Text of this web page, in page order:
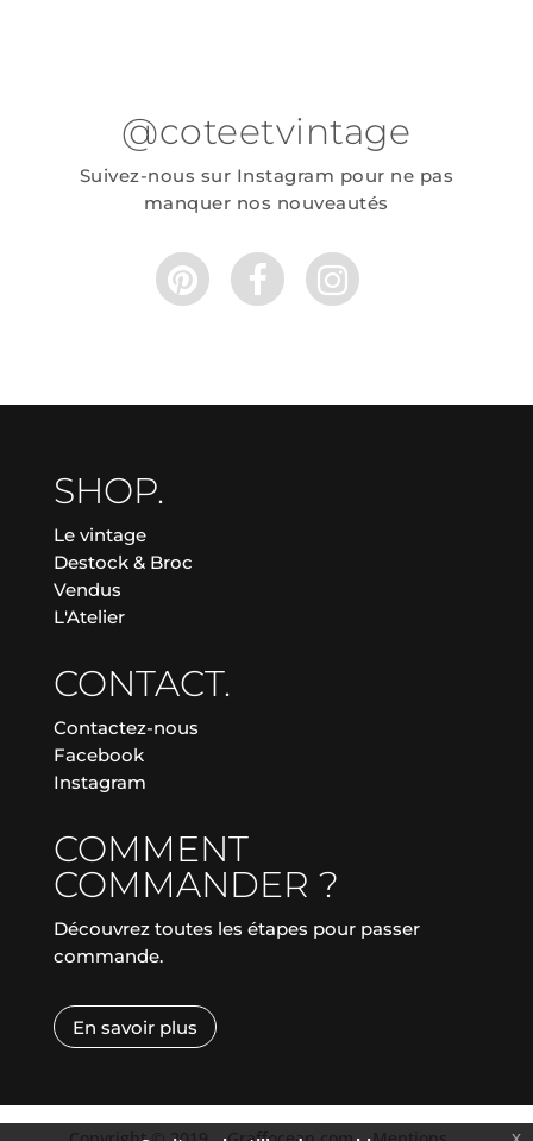
@coteetvintage
Suivez-nous sur Instagram pour ne pas
manquer nos nouveautés
SHOP.
Le vintage
Destock & Broc
Vendus
L'Atelier
CONTACT.
Contactez-nous
Facebook
Instagram
COMMENT
COMMANDER ?
Découvrez toutes les étapes pour passer
commande.
En savoir plus